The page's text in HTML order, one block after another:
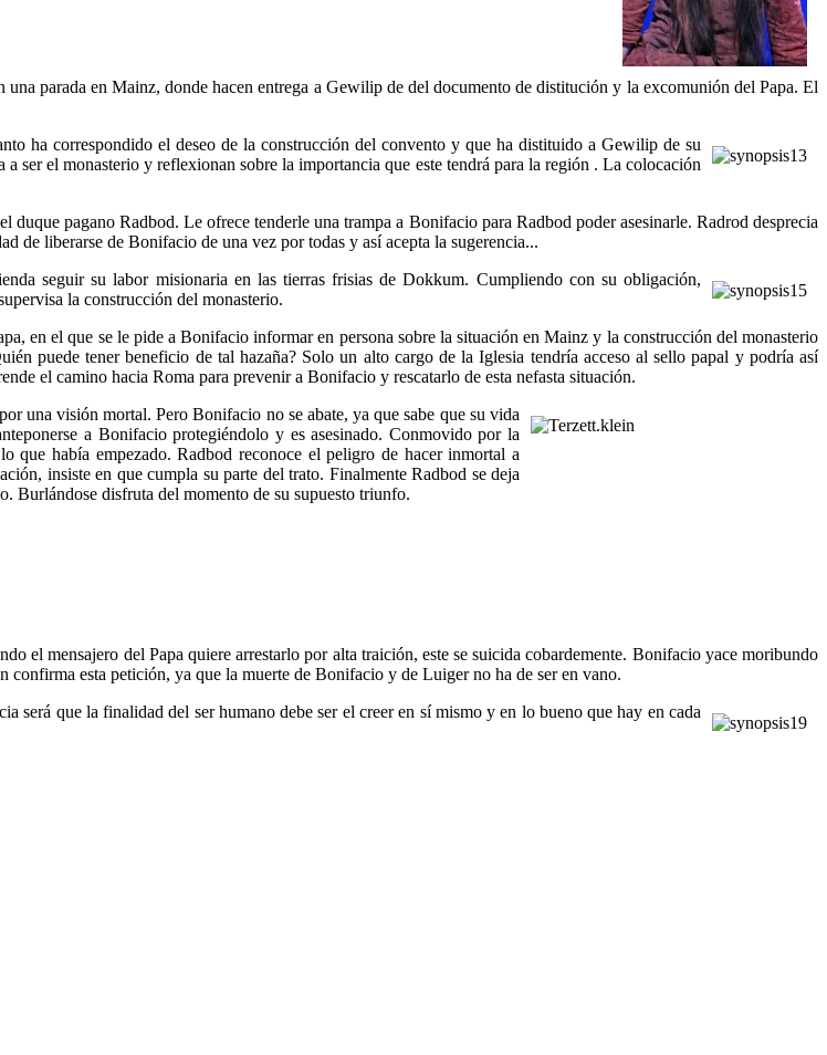
parada en Mainz, donde hacen entrega a Gewilip de del documento de distitución y la excomunión del Papa. El
ha correspondido el deseo de la construcción del convento y que ha distituido a Gewilip de su
ser el monasterio y reflexionan sobre la importancia que este tendrá para la región . La colocación
pagano Radbod. Le ofrece tenderle una trampa a Bonifacio para Radbod poder asesinarle. Radrod desprecia
de liberarse de Bonifacio de una vez por todas y así acepta la sugerencia...
seguir su labor misionaria en las tierras frisias de Dokkum. Cumpliendo con su obligación,
la construcción del monasterio.
en el que se le pide a Bonifacio informar en persona sobre la situación en Mainz y la construcción del monasterio
puede tener beneficio de tal hazaña? Solo un alto cargo de la Iglesia tendría acceso al sello papal y podría así
el camino hacia Roma para prevenir a Bonifacio y rescatarlo de esta nefasta situación.
una visión mortal. Pero Bonifacio no se abate, ya que sabe que su vida
a Bonifacio protegiéndolo y es asesinado. Conmovido por la
había empezado. Radbod reconoce el peligro de hacer inmortal a
insiste en que cumpla su parte del trato. Finalmente Radbod se deja
Burlándose disfruta del momento de su supuesto triunfo.
el mensajero del Papa quiere arrestarlo por alta traición, este se suicida cobardemente. Bonifacio yace moribundo
esta petición, ya que la muerte de Bonifacio y de Luiger no ha de ser en vano.
será que la finalidad del ser humano debe ser el creer en sí mismo y en lo bueno que hay en cada